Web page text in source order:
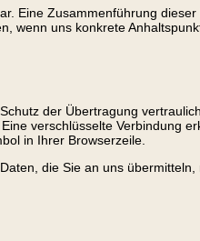
Eine Zusammenführung
wenn uns konkrete
der Übertragung
verschlüsselte Verbindung
in Ihrer Browserzeile.
die Sie an uns